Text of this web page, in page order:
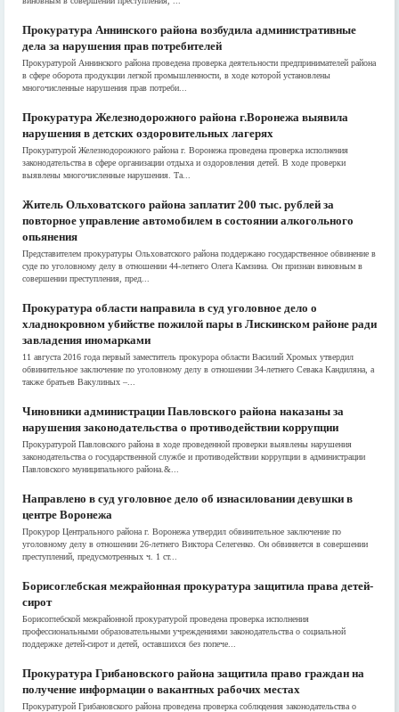
Прокуратура Аннинского района возбудила административные
дела за нарушения прав потребителей
Прокуратурой Аннинского района проведена проверка деятельности предпринимателей района
в сфере оборота продукции легкой промышленности, в ходе которой установлены
многочисленные нарушения прав потреби...
Прокуратура Железнодорожного района г.Воронежа выявила
нарушения в детских оздоровительных лагерях
Прокуратурой Железнодорожного района г. Воронежа проведена проверка исполнения
законодательства в сфере организации отдыха и оздоровления детей. В ходе проверки
выявлены многочисленные нарушения. Та...
Житель Ольховатского района заплатит 200 тыс. рублей за
повторное управление автомобилем в состоянии алкогольного
опьянения
Представителем прокуратуры Ольховатского района поддержано государственное обвинение в
суде по уголовному делу в отношении 44-летнего Олега Камзина. Он признан виновным в
совершении преступления, пред...
Прокуратура области направила в суд уголовное дело о
хладнокровном убийстве пожилой пары в Лискинском районе ради
завладения иномарками
11 августа 2016 года первый заместитель прокурора области Василий Хромых утвердил
обвинительное заключение по уголовному делу в отношении 34-летнего Севака Кандиляна, а
также братьев Вакулиных –...
Чиновники администрации Павловского района наказаны за
нарушения законодательства о противодействии коррупции
Прокуратурой Павловского района в ходе проведенной проверки выявлены нарушения
законодательства о государственной службе и противодействии коррупции в администрации
Павловского муниципального района.&...
Направлено в суд уголовное дело об изнасиловании девушки в
центре Воронежа
Прокурор Центрального района г. Воронежа утвердил обвинительное заключение по
уголовному делу в отношении 26-летнего Виктора Селегенко. Он обвиняется в совершении
преступлений, предусмотренных ч. 1 ст...
Борисоглебская межрайонная прокуратура защитила права детей-
сирот
Борисоглебской межрайонной прокуратурой проведена проверка исполнения
профессиональными образовательными учреждениями законодательства о социальной
поддержке детей-сирот и детей, оставшихся без попече...
Прокуратура Грибановского района защитила право граждан на
получение информации о вакантных рабочих местах
Прокуратурой Грибановского района проведена проверка соблюдения законодательства о